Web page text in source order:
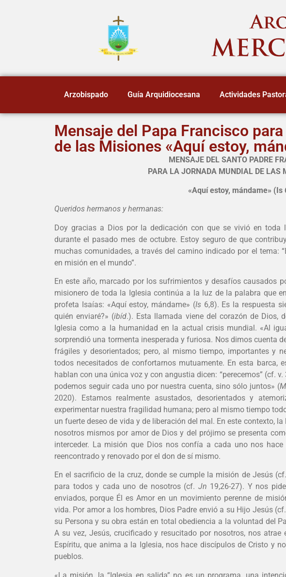
Arzobispado Guía Arquidiocesana Actividades
Mensaje del Papa Francisco
de las Misiones «Aquí estoy,
MENSAJE DEL SANTO PADRE
PARA LA JORNADA MUNDIAL DE LAS
«Aquí estoy, mándame» (Is
Queridos hermanos y hermanas:
Doy gracias a Dios por la dedicación con que se vivió en toda
durante el pasado mes de octubre. Estoy seguro de que
muchas comunidades, a través del camino indicado por el tema:
en misión en el mundo”.
En este año, marcado por los sufrimientos y desafíos causados
misionero de toda la Iglesia continúa a la luz de la palabra que
profeta Isaías: «Aquí estoy, mándame» (Is6,8). Es la respuesta
quién enviaré?» (ibíd.). Esta llamada viene del corazón de Dios,
Iglesia como a la humanidad en la actual crisis mundial. «Al
sorprendió una tormenta inesperada y furiosa. Nos dimos cuenta
frágiles y desorientados; pero, al mismo tiempo, importantes y
todos necesitados de confortarnos mutuamente. En esta barca,
hablan con una única voz y con angustia dicen: “perecemos” (cf.
podemos seguir cada uno por nuestra cuenta, sino sólo juntos» (
2020). Estamos realmente asustados, desorientados y
experimentar nuestra fragilidad humana; pero al mismo tiempo
un fuerte deseo de vida y de liberación del mal. En este contexto,
nosotros mismos por amor de Dios y del prójimo se presenta
interceder. La misión que Dios nos confía a cada uno nos
reencontrado y renovado por el don de sí mismo.
En el sacrificio de la cruz, donde se cumple la misión de Jesús (cf.
para todos y cada uno de nosotros (cf. Jn 19,26-27). Y nos
enviados, porque Él es Amor en un movimiento perenne de
vida. Por amor a los hombres, Dios Padre envió a su Hijo Jesús (cf.
su Persona y su obra están en total obediencia a la voluntad del
A su vez, Jesús, crucificado y resucitado por nosotros, nos
Espíritu, que anima a la Iglesia, nos hace discípulos de Cristo y
pueblos.
«La misión, la “Iglesia en salida” no es un programa, una